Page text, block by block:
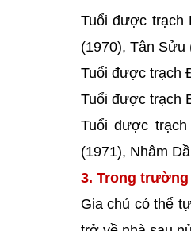
Tuổi được trạch
(1970), Tân Sửu
Tuổi được trạch
Tuổi được trạch
Tuổi được
(1971), Nhâm
3. Trong
Gia chủ có thể